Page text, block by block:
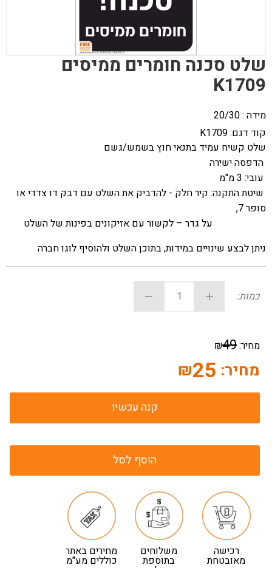
שלט סכנה חומרים ממיסים
K1709
מידה : 20/30
קוד דגם:K1709
שלט קשיח עמיד בתנאי חוץ בשמש/גשם
הדפסה ישירה
עובי: 3 מ"מ
שיטת התקנה: קיר חלק - להדביק את השלט עם דבק דו צדדי או
סופר 7,
על גדר – לקשור עם אזיקונים בפינות של השלט
ניתן לבצע שינויים במידות, בתוכן השלט ולהוסיף לוגו חברה
כמות:
מחיר:49
₪
מחיר: 25
₪
קנה עכשיו
הוסף לסל
רכישה
מאובטחת
משלוחים
בתוספת
מחירים באתר
כוללים מע"מ